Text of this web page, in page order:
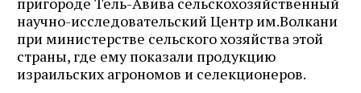
научно-исследовательский Центр им.Волкани
при министерстве сельского хозяйства этой
страны, где ему показали продукцию
израильских агрономов и селекционеров.